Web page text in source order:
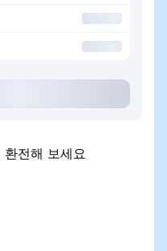
전해 보세요